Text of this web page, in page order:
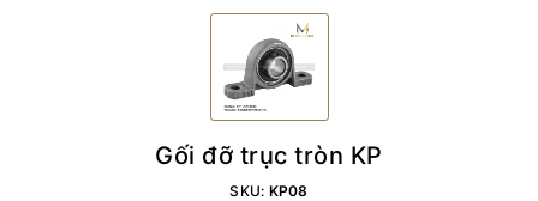
Gối đỡ trục tròn KP
SKU: KP08